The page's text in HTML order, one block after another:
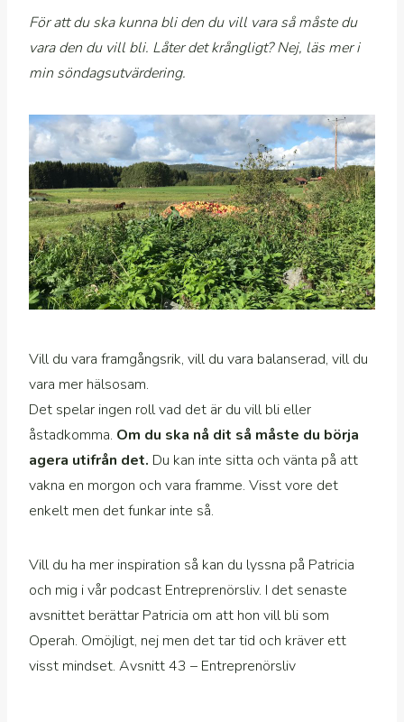
För att du ska kunna bli den du vill vara så måste du
vara den du vill bli. Låter det krångligt? Nej, läs mer i
min söndagsutvärdering.
Vill du vara framgångsrik, vill du vara balanserad, vill du
vara mer hälsosam.
Det spelar ingen roll vad det är du vill bli eller
åstadkomma. Om du ska nå dit så måste du börja
agera utifrån det. Du kan inte sitta och vänta på att
vakna en morgon och vara framme. Visst vore det
enkelt men det funkar inte så.
Vill du ha mer inspiration så kan du lyssna på Patricia
och mig i vår podcast Entreprenörsliv. I det senaste
avsnittet berättar Patricia om att hon vill bli som
Operah. Omöjligt, nej men det tar tid och kräver ett
visst mindset. Avsnitt 43 – Entreprenörsliv